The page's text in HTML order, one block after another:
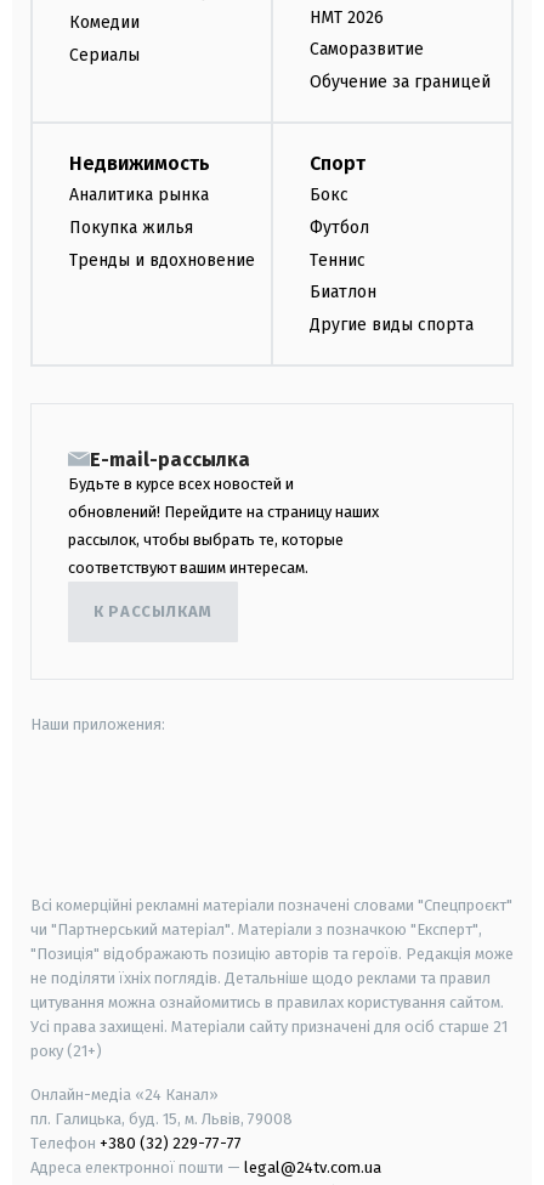
Комедии
Сериалы
НМТ 2026
Саморазвитие
Обучение за границей
Недвижимость
Аналитика рынка
Покупка жилья
Тренды и вдохновение
Спорт
Бокс
Футбол
Теннис
Биатлон
Другие виды спорта
E-mail-рассылка
Будьте в курсе всех новостей и
обновлений! Перейдите на страницу наших
рассылок, чтобы выбрать те, которые
соответствуют вашим интересам.
К РАССЫЛКАМ
Наши приложения:
Всі комерційні рекламні матеріали позначені словами "Спецпроєкт"
чи "Партнерський матеріал". Матеріали з позначкою "Експерт",
"Позиція" відображають позицію авторів та героїв. Редакція може
не поділяти їхніх поглядів. Детальніше щодо реклами та правил
цитування можна ознайомитись в правилах користування сайтом.
Усі права захищені. Матеріали сайту призначені для осіб старше 21
року (21+)
Онлайн-медіа «24 Канал»
пл. Галицька, буд. 15, м. Львів, 79008
Телефон +380 (32) 229-77-77
Адреса електронної пошти — legal@24tv.com.ua